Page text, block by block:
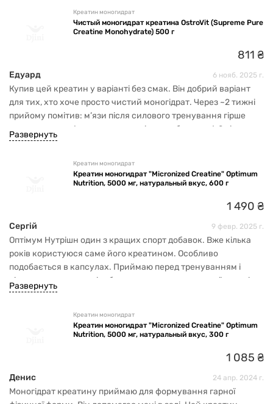
Креатин моногидрат
Чистый моногидрат креатина OstroVit (Supreme Pure
Creatine Monohydrate) 500 г
811 ₴
Едуард 6 нояб. 2025 г.
Купив цей креатин у варіанті без смак. Він добрий варіант
для тих, хто хоче просто чистий моногідрат. Через ~2 тижні
прийому помітив: м’язи після силового тренування гірше
втомлюються, з’явилась можливість зробити ще 1-2 підходи;
під час тренування сила тримається стабільніше.
водою — нічого особливого, доводиться просто запивати.
Викликає невелику затримку води (м’язи виглядали
співвідношенням ціна / ефект. Рекомендую тим, хто вже
знає, навіщо приймає креатин, і не шукає чудо-таблетку
Развернуть
Креатин моногидрат
Креатин моногидрат "Micronized Creatine" Optimum
Nutrition, 5000 мг, натуральный вкус, 600 г
1 490 ₴
Сергій 9 февр. 2025 г.
Оптімум Нутрішн один з кращих спорт добавок. Вже кілька
років користуюся саме його креатином. Особливо
подобається в капсулах. Приймаю перед тренуванням і
відчуваю силу, енергію, бажання покращувати свої силові
результати.
Развернуть
Креатин моногидрат
Креатин моногидрат "Micronized Creatine" Optimum
Nutrition, 5000 мг, натуральный вкус, 300 г
1 085 ₴
Денис 24 апр. 2024 г.
Моногідрат креатину приймаю для формування гарної